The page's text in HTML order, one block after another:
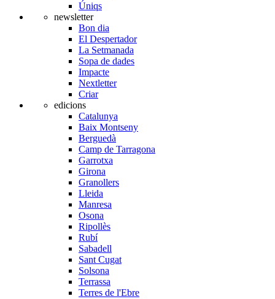
Úniqs
newsletter
Bon dia
El Despertador
La Setmanada
Sopa de dades
Impacte
Nextletter
Criar
edicions
Catalunya
Baix Montseny
Berguedà
Camp de Tarragona
Garrotxa
Girona
Granollers
Lleida
Manresa
Osona
Ripollès
Rubí
Sabadell
Sant Cugat
Solsona
Terrassa
Terres de l'Ebre